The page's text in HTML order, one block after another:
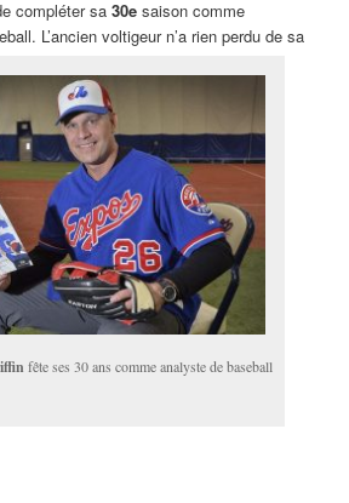
compléter sa 30esaison comme
L’ancien voltigeur n’a rien perdu de sa
fête ses 30 ans comme analyste de baseball